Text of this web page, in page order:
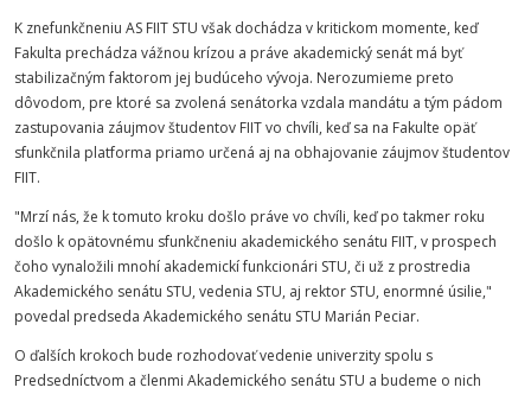
K znefunkčneniu AS FIIT STU však dochádza v kritickom momente, keď
Fakulta prechádza vážnou krízou a práve akademický senát má byť
stabilizačným faktorom jej budúceho vývoja. Nerozumieme preto
dôvodom, pre ktoré sa zvolená senátorka vzdala mandátu a tým pádom
zastupovania záujmov študentov FIIT vo chvíli, keď sa na Fakulte opäť
sfunkčnila platforma priamo určená aj na obhajovanie záujmov študentov
FIIT.
"Mrzí nás, že k tomuto kroku došlo práve vo chvíli, keď po takmer roku
došlo k opätovnému sfunkčneniu akademického senátu FIIT, v prospech
čoho vynaložili mnohí akademickí funkcionári STU, či už z prostredia
Akademického senátu STU, vedenia STU, aj rektor STU, enormné úsilie,"
povedal predseda Akademického senátu STU Marián Peciar.
O ďalších krokoch bude rozhodovať vedenie univerzity spolu s
Predsedníctvom a členmi Akademického senátu STU a budeme o nich